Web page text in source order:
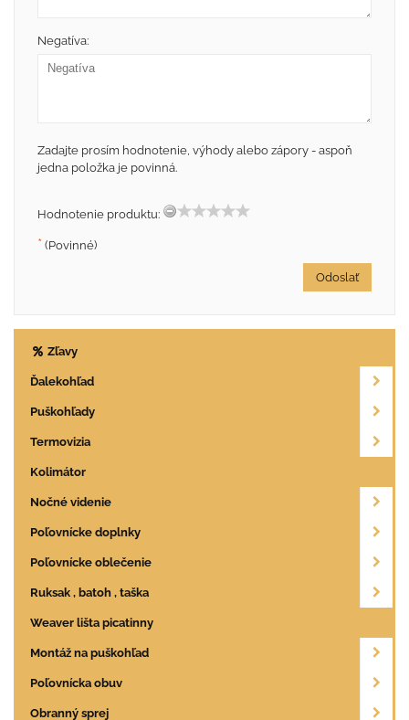
Negatíva:
Zadajte prosím hodnotenie, výhody alebo zápory - aspoň
jedna položka je povinná.
Hodnotenie produktu:
* (Povinné)
Odoslať
Zľavy
Ďalekohľad
Puškohľady
Termovizia
Kolimátor
Nočné videnie
Poľovnícke doplnky
Poľovnícke oblečenie
Ruksak , batoh , taška
Weaver lišta picatinny
Montáž na puškohľad
Poľovnícka obuv
Obranný sprej